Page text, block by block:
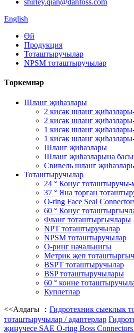
shirley.qian@danfoss.com
English
Өй
Продукция
Тоташтыручылар
NPSM тоташтыручылар
Төркемнәр
Шланг җиһазлары
2 кисәк шланг
2 кисәк шланг
1 кисәк шланг
1 кисәк шланг
Шланг җиһазлары
Шланг җиһазларына
Свивель шланг
Тоташтыручылар
24 ° Конус тоташтыручы-
37 ° Яна торган
O-ring Face Seal
60 ° Конус
Фланг тоташтыргычлары
NPT тоташтыручылар
NPSM тоташтыручылар
О-ринг начальнигы
Метрик җеп
BSPT тоташтыручылар
BSP тоташтыручылары
60 ° конне
Куплетлар
<<Алдагы ： Гидротехник сыеклык
тоташтыручылар / адаптерлар
җиңүчесе SAE O-ring Boss